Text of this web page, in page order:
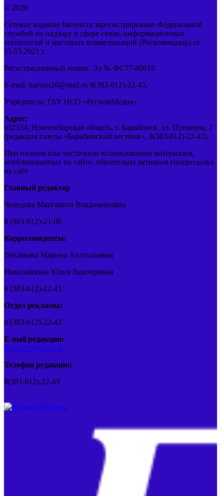
© 2020
Сетевое издание barvest.ru зарегистрировано Федеральной
службой по надзору в сфере связи, информационных
технологий и массовых коммуникаций (Роскомнадзор) от
15.03.2021 г.
Регистрационный номер: Эл № ФС77-80619.
E-mail: barvest20@mail.ru 8(383-612)-22-43.
Учредитель: ГАУ НСО «РегионМедиа»
Адрес:
632334, Новосибирская область, г. Барабинск, ул. Пушкина, 2
(редакция газеты «Барабинский вестник», 8(383-612)-22-43).
При полном или частичном использовании материалов,
опубликованных на сайте, обязательна активная гиперссылка
на сайт
Главный редактор
Чередова Маргарита Владимировна
8 (383-612)-21-00
Корреспонденты:
Теплякова Марина Анатольевна
Николайзина Юлия Викторовна
8 (383-612)-22-43
Отдел рекламы:
8 (383-612)-22-43
E-mail редакции:
barvest20@mail.ru
Телефон редакции:
8(383-612)-22-43